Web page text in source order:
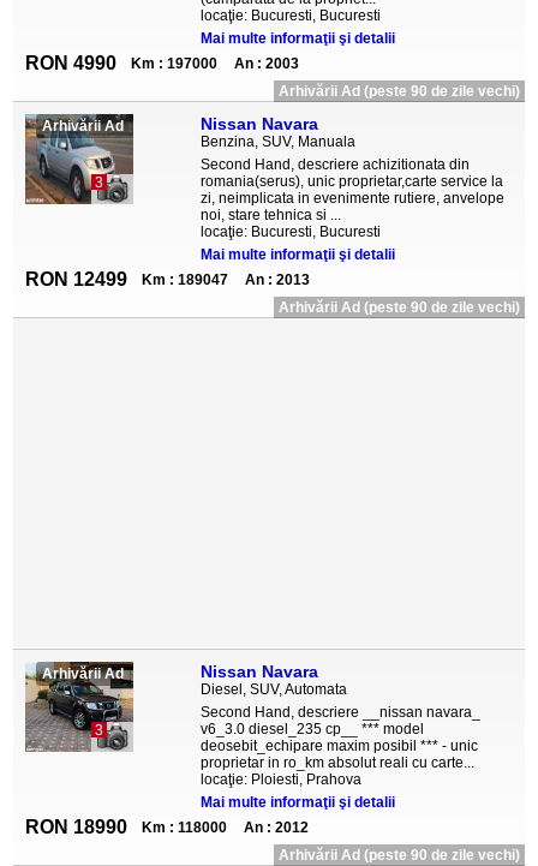
locaţie: Bucuresti, Bucuresti
Mai multe informaţii şi detalii
RON 4990 Km : 197000
An : 2003
Arhivării Ad (peste 90 de zile vechi)
Arhivării Ad
3
Nissan Navara
Benzina, SUV, Manuala
Second Hand, descriere achizitionata din
romania(serus), unic proprietar,carte service la
zi, neimplicata in evenimente rutiere, anvelope
noi, stare tehnica si ...
locaţie: Bucuresti, Bucuresti
Mai multe informaţii şi detalii
RON 12499 Km : 189047
An : 2013
Arhivării Ad (peste 90 de zile vechi)
Arhivării Ad
3
Nissan Navara
Diesel, SUV, Automata
Second Hand, descriere __nissan navara_
v6_3.0 diesel_235 cp__ *** model
deosebit_echipare maxim posibil *** - unic
proprietar in ro_km absolut reali cu carte...
locaţie: Ploiesti, Prahova
Mai multe informaţii şi detalii
RON 18990 Km : 118000
An : 2012
Arhivării Ad (peste 90 de zile vechi)